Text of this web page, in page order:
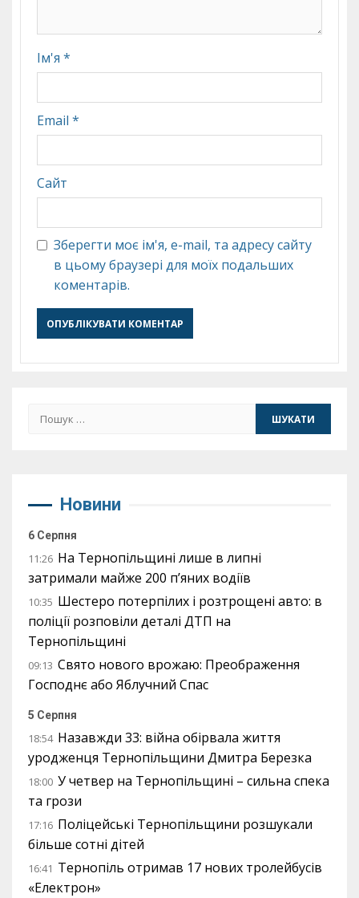
Ім'я *
Email *
Сайт
Зберегти моє ім'я, e-mail, та адресу сайту
в цьому браузері для моїх подальших
коментарів.
Пошук:
Новини
6 Серпня
11:26 На Тернопільщині лише в липні
затримали майже 200 п’яних водіїв
10:35 Шестеро потерпілих і розтрощені авто: в
поліції розповіли деталі ДТП на
Тернопільщині
09:13 Свято нового врожаю: Преображення
Господнє або Яблучний Спас
5 Серпня
18:54 Назавжди 33: війна обірвала життя
уродженця Тернопільщини Дмитра Березка
18:00 У четвер на Тернопільщині – сильна спека
та грози
17:16 Поліцейські Тернопільщини розшукали
більше сотні дітей
16:41 Тернопіль отримав 17 нових тролейбусів
«Електрон»